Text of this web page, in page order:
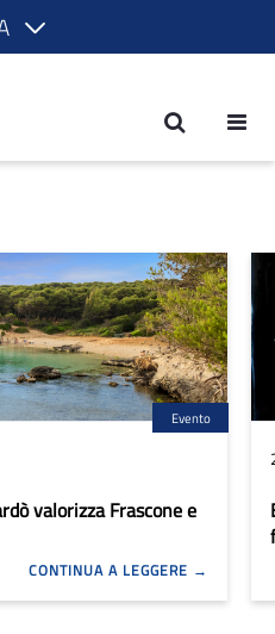
2014-2020
Evento
valorizza Frascone e
CONTINUA A LEGGERE